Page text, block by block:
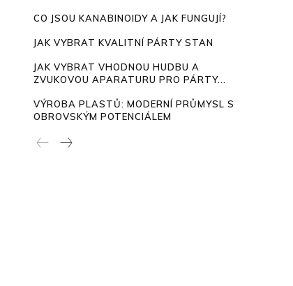
CO JSOU KANABINOIDY A JAK FUNGUJÍ?
JAK VYBRAT KVALITNÍ PÁRTY STAN
JAK VYBRAT VHODNOU HUDBU A
ZVUKOVOU APARATURU PRO PÁRTY...
VÝROBA PLASTŮ: MODERNÍ PRŮMYSL S
OBROVSKÝM POTENCIÁLEM